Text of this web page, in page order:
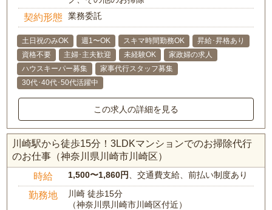
契約形態 業務委託
土日祝のみOK 週1〜OK スキマ時間勤務OK
昇給･昇格あり
資格不要
主婦･主夫歓迎 未経験OK
家政婦の求人
ハウスキーパー募集
家事代行スタッフ募集
30代･40代･50代活躍中
この求人の詳細を見る
川崎駅から徒歩15分！3LDKマンションでのお掃除代行
のお仕事（神奈川県川崎市川崎区）
時給 1,500〜1,860円 、交通費支給、前払い制度あり
勤務地
川崎 徒歩15分
（神奈川県川崎市川崎区付近）